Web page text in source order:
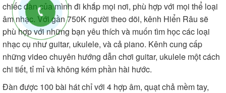
chiếc đàn của mình đi khắp mọi nơi, phù hợp với mọi thể loại
âm nhạc. Với gần 750K người theo dõi, kênh Hiển Râu sẽ
phù hợp với những bạn yêu thích và muốn tìm học các loại
nhạc cụ như guitar, ukulele, và cả piano. Kênh cung cấp
những video chuyên hướng dẫn chơi guitar, ukulele một cách
chi tiết, tỉ mỉ và không kém phần hài hước.
Đàn được 100 bài hát chỉ với 4 hợp âm, quạt chả mềm tay,